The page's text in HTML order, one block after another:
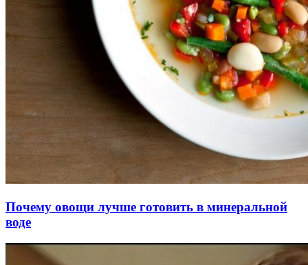
Почему овощи лучше готовить в минеральной
воде